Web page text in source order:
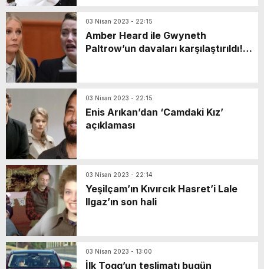
Sağlık Çalışanlarına Saldırı İddiası
03 Nisan 2023 - 22:15
Amber Heard ile Gwyneth
Paltrow’un davaları karşılaştırıldı!
03 Nisan 2023 - 22:15
Enis Arıkan’dan ‘Camdaki Kız’
açıklaması
03 Nisan 2023 - 22:14
Yeşilçam’ın Kıvırcık Hasret’i Lale
Ilgaz’ın son hali
03 Nisan 2023 - 13:00
İlk Togg’un teslimatı bugün